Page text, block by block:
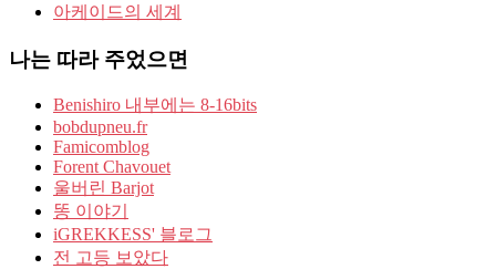
아케이드의 세계
나는 따라 주었으면
Benishiro 내부에는 8-16bits
bobdupneu.fr
Famicomblog
Forent Chavouet
울버린 Barjot
똥 이야기
iGREKKESS' 블로그
전 고등 보았다